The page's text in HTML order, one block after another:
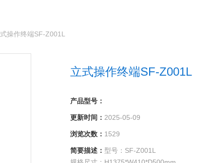
操作终端SF-Z001L
立式操作终端SF-Z001L
产品型号：
更新时间： 2025-05-09
浏览次数： 1529
简要描述： 型号：SF-Z001L